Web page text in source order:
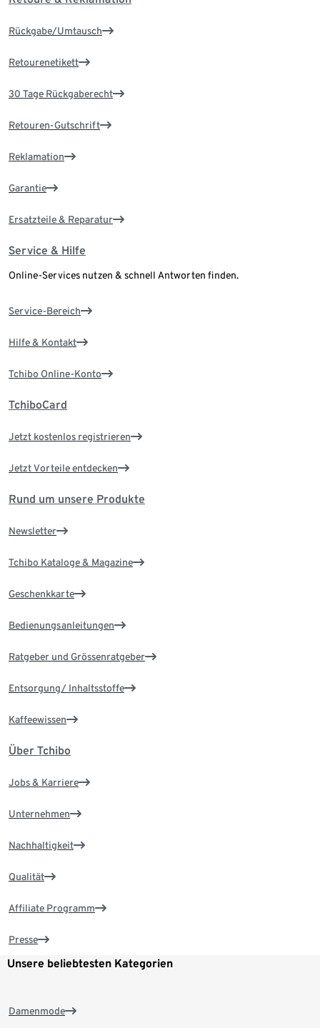
Rückgabe/Umtausch
Retourenetikett
30 Tage Rückgaberecht
Retouren-Gutschrift
Reklamation
Garantie
Ersatzteile & Reparatur
Service & Hilfe
Online-Services nutzen & schnell Antworten finden.
Service-Bereich
Hilfe & Kontakt
Tchibo Online-Konto
TchiboCard
Jetzt kostenlos registrieren
Jetzt Vorteile entdecken
Rund um unsere Produkte
Newsletter
Tchibo Kataloge & Magazine
Geschenkkarte
Bedienungsanleitungen
Ratgeber und Grössenratgeber
Entsorgung/ Inhaltsstoffe
Kaffeewissen
Über Tchibo
Jobs & Karriere
Unternehmen
Nachhaltigkeit
Qualität
Affiliate Programm
Presse
Unsere beliebtesten Kategorien
Damenmode